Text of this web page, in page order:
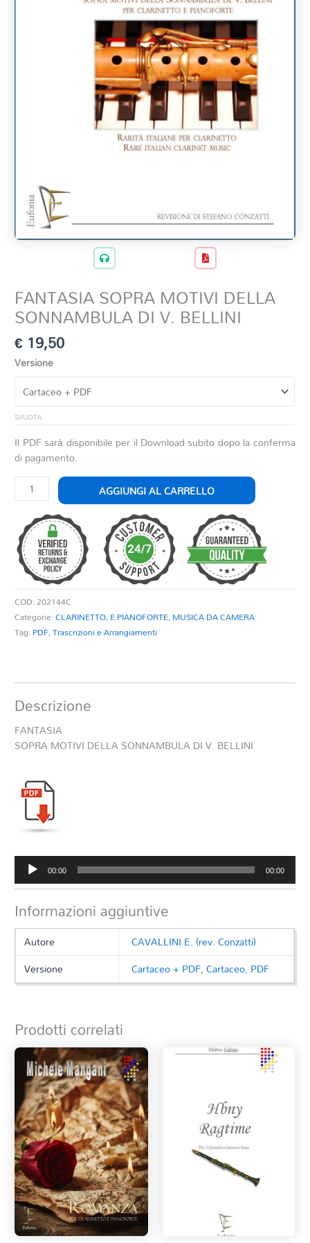
FANTASIA SOPRA MOTIVI DELLA
SONNAMBULA DI V. BELLINI
€ 19,50
Versione
SVUOTA
Il PDF sarà disponibile per il Download subito dopo la conferma
di pagamento.
FANTASIA
SOPRA
MOTIVI
DELLA
SONNAMBULA
DI
BELLINI
quantità
AGGIUNGI AL CARRELLO
COD:202144C
Categorie:CLARINETTO, E PIANOFORTE, MUSICA DA CAMERA
Tag: PDF,Trascrizioni e Arrangiamenti
Descrizione
FANTASIA
SOPRA MOTIVI DELLA SONNAMBULA DI V. BELLINI
Audio
Player
00:00 00:00
Informazioni aggiuntive
Autore
CAVALLINI E. (rev. Conzatti)
Versione
Cartaceo + PDF,Cartaceo, PDF
Prodotti correlati